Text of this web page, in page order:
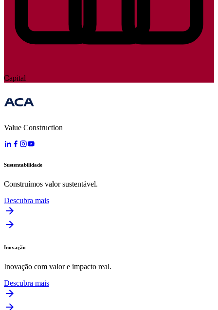
Capital
Value Construction
Sustentabilidade
Construímos valor sustentável.
Descubra mais
Inovação
Inovação com valor e impacto real.
Descubra mais